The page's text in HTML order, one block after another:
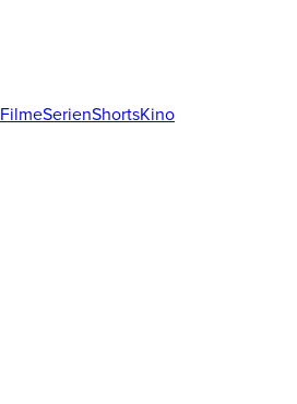
FilmeSerienShortsKino